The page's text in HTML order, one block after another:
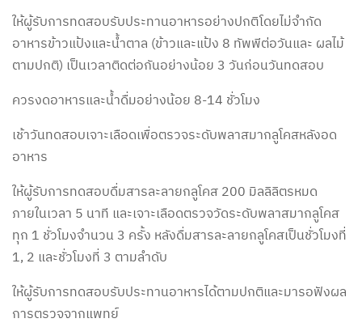
ให้ผู้รับการทดสอบรับประทานอาหารอย่างปกติโดยไม่จำกัด
อาหารข้าวแป้งและน้ำตาล (ข้าวและแป้ง 8 ทัพพีต่อวันและ ผลไม้
ตามปกติ) เป็นเวลาติดต่อกันอย่างน้อย 3 วันก่อนวันทดสอบ
ควรงดอาหารและน้ำดื่มอย่างน้อย 8-14 ชั่วโมง
เช้าวันทดสอบเจาะเลือดเพื่อตรวจระดับพลาสมากลูโคสหลังอด
อาหาร
ให้ผู้รับการทดสอบดื่มสารละลายกลูโคส 200 มิลลิลิตรหมด
ภายในเวลา 5 นาที และเจาะเลือดตรวจวัดระดับพลาสมากลูโคส
ทุก 1 ชั่วโมงจำนวน 3 ครั้ง หลังดื่มสารละลายกลูโคสเป็นชั่วโมงที่
1, 2 และชั่วโมงที่ 3 ตามลำดับ
ให้ผู้รับการทดสอบรับประทานอาหารได้ตามปกติและมารอฟังผล
การตรวจจากแพทย์